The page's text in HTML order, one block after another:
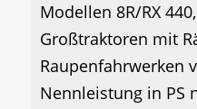
Modellen 8R/RX
Großtraktoren mit
Raupenfahrwerken
Nennleistung in PS